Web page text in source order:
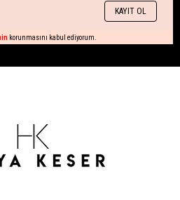
KAYIT OL
korunmasını kabul ediyorum.